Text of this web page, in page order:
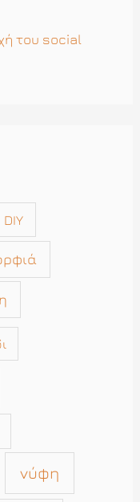
του social
DIY
νύφη